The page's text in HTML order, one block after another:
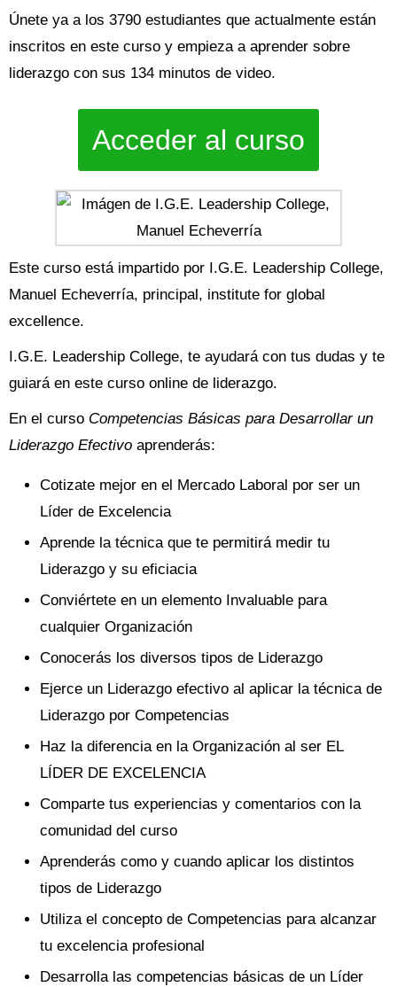
Únete ya a los 3790 estudiantes que actualmente están
inscritos en este curso y empieza a aprender sobre
liderazgo con sus 134 minutos de video.
Acceder al curso
Este curso está impartido por I.G.E. Leadership College,
Manuel Echeverría, principal, institute for global
excellence.
I.G.E. Leadership College, te ayudará con tus dudas y te
guiará en este curso online de liderazgo.
En el curso Competencias Básicas para Desarrollar un
Liderazgo Efectivo aprenderás:
Cotizate mejor en el Mercado Laboral por ser un
Líder de Excelencia
Aprende la técnica que te permitirá medir tu
Liderazgo y su eficiacia
Conviértete en un elemento Invaluable para
cualquier Organización
Conocerás los diversos tipos de Liderazgo
Ejerce un Liderazgo efectivo al aplicar la técnica de
Liderazgo por Competencias
Haz la diferencia en la Organización al ser EL
LÍDER DE EXCELENCIA
Comparte tus experiencias y comentarios con la
comunidad del curso
Aprenderás como y cuando aplicar los distintos
tipos de Liderazgo
Utiliza el concepto de Competencias para alcanzar
tu excelencia profesional
Desarrolla las competencias básicas de un Líder